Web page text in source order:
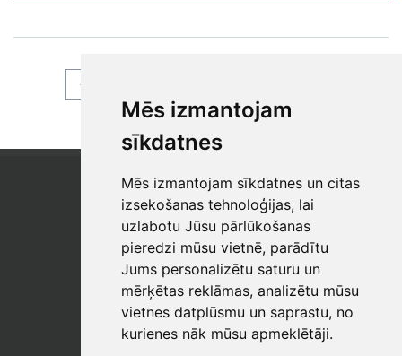
Mēs izmantojam
sīkdatnes
Mēs izmantojam sīkdatnes un citas
izsekošanas tehnoloģijas, lai
uzlabotu Jūsu pārlūkošanas
pieredzi mūsu vietnē, parādītu
Jums personalizētu saturu un
mērķētas reklāmas, analizētu mūsu
vietnes datplūsmu un saprastu, no
kurienes nāk mūsu apmeklētāji.
SIA "SB"
Reģistrācijas Nr. 40003017954
PVN reģ. Nr.: LV40003017954
Tālrunis: +371 67 813 100
E-pasts:
sb@sbshop.lv
MĀJAS LAPAS ADMINISTRATORS
E-pasts:ainars@sbshop.lv